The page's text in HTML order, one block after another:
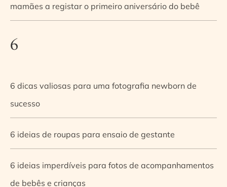
mamães a registar o primeiro aniversário do bebê
6
6 dicas valiosas para uma fotografia newborn de
sucesso
6 ideias de roupas para ensaio de gestante
6 ideias imperdíveis para fotos de acompanhamentos
de bebês e crianças